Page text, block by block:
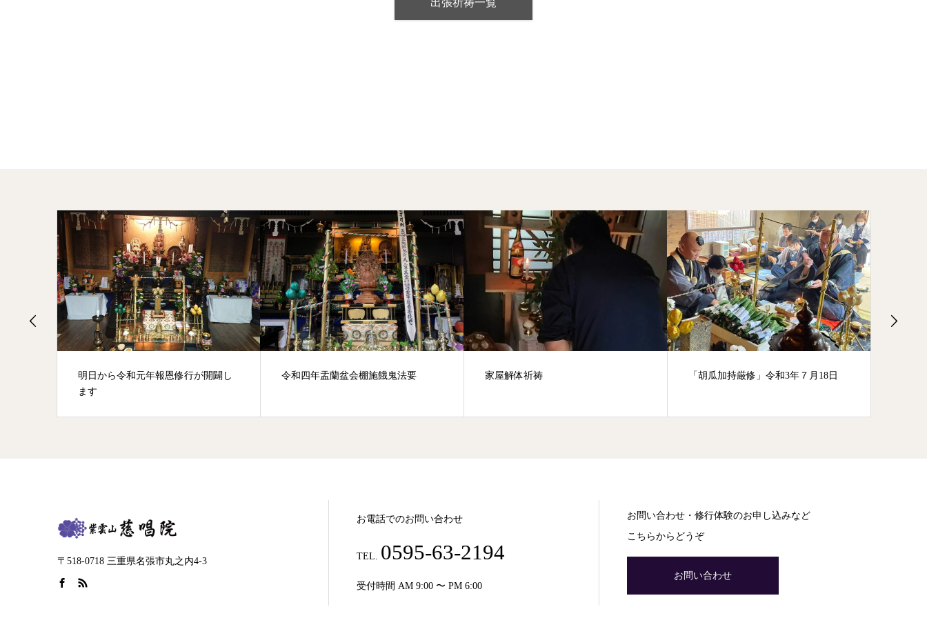
明日から令和元年報恩修行が開闢し
ます
令和四年盂蘭盆会棚施餓鬼法要 家屋解体祈祷 「胡瓜加持厳修」令和3年７月18日
〒518-0718 三重県名張市丸之内4-3
お電話でのお問い合わせ
TEL. 0595-63-2194
受付時間 AM 9:00 〜 PM 6:00
お問い合わせ・修行体験のお申し込みなど
こちらからどうぞ
お問い合わせ